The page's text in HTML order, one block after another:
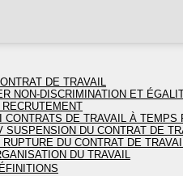
DE TRAVAIL
NON-DISCRIMINATION ET
CONTRATS DE TRAVAIL À TEMPS
SUSPENSION DU CONTRAT DE
DU CONTRAT DE
DU TRAVAIL